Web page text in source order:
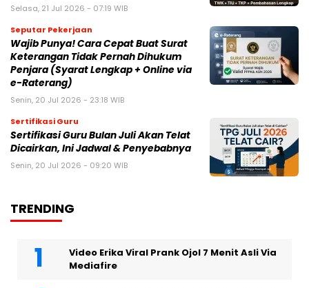
Selasa, 21 Jul 2026 - 07:19 WIB
Seputar Pekerjaan
Wajib Punya! Cara Cepat Buat Surat
Keterangan Tidak Pernah Dihukum
Penjara (Syarat Lengkap + Online via
e-Raterang)
Senin, 20 Jul 2026 - 23:18 WIB
Sertifikasi Guru
Sertifikasi Guru Bulan Juli Akan Telat
Dicairkan, Ini Jadwal & Penyebabnya
Senin, 20 Jul 2026 - 09:20 WIB
TRENDING
Video Erika Viral Prank Ojol 7 Menit Asli Via
Mediafire